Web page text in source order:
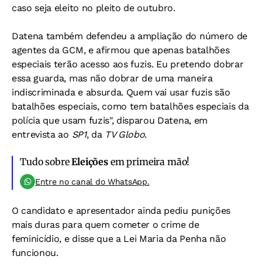
caso seja eleito no pleito de outubro.
Datena também defendeu a ampliação do número de
agentes da GCM, e afirmou que apenas batalhões
especiais terão acesso aos fuzis. Eu pretendo dobrar
essa guarda, mas não dobrar de uma maneira
indiscriminada e absurda. Quem vai usar fuzis são
batalhões especiais, como tem batalhões especiais da
polícia que usam fuzis", disparou Datena, em
entrevista ao SP1, da TV Globo.
Tudo sobreEleiçõesem primeira mão!
Entre no canal do WhatsApp.
O candidato e apresentador ainda pediu punições
mais duras para quem cometer o crime de
feminicídio, e disse que a Lei Maria da Penha não
funcionou.